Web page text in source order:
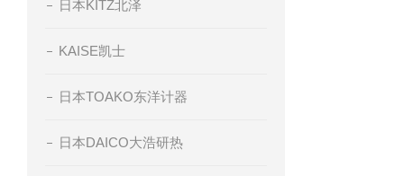
日本KITZ北泽
KAISE凯士
日本TOAKO东洋计器
日本DAICO大浩研热